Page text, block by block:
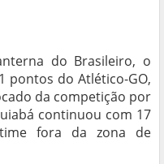
do Brasileiro, o
pontos do Atlético-GO,
da competição por
continuou com 17
fora da zona de